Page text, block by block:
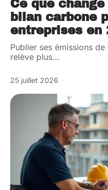
Ce que
bilan carbone
entreprises en
Publier ses émissions
relève plus…
25 juillet 2026